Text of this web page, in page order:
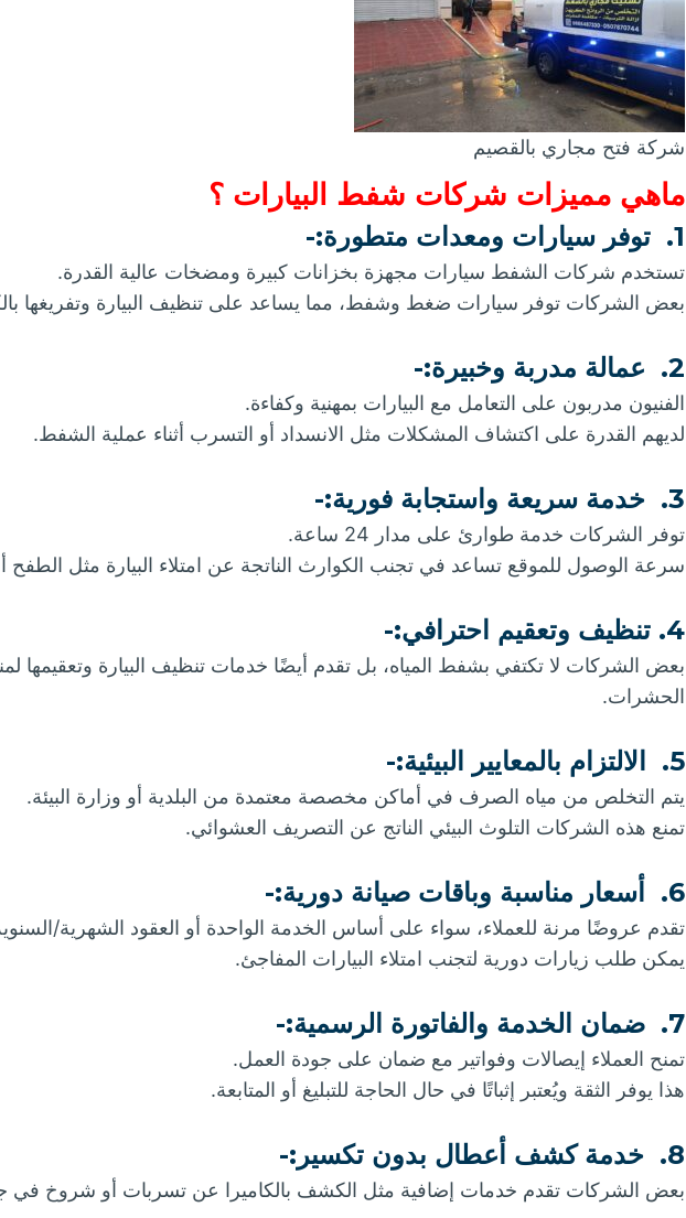
شركة فتح مجاري بالقصيم
ماهي مميزات شركات شفط البيارات ؟
1. توفر سيارات ومعدات متطورة:-
تستخدم شركات الشفط سيارات مجهزة بخزانات كبيرة ومضخات عالية القدرة.
بعض الشركات توفر سيارات ضغط وشفط، مما يساعد على تنظيف البيارة وتفريغها
2. عمالة مدربة وخبيرة:-
الفنيون مدربون على التعامل مع البيارات بمهنية وكفاءة.
لديهم القدرة على اكتشاف المشكلات مثل الانسداد أو التسرب أثناء عملية الشفط.
3. خدمة سريعة واستجابة فورية:-
توفر الشركات خدمة طوارئ على مدار 24 ساعة.
سرعة الوصول للموقع تساعد في تجنب الكوارث الناتجة عن امتلاء البيارة مثل الطفح
4. تنظيف وتعقيم احترافي:-
بعض الشركات لا تكتفي بشفط المياه، بل تقدم أيضًا خدمات تنظيف البيارة وتعقيمها
الحشرات.
5. الالتزام بالمعايير البيئية:-
يتم التخلص من مياه الصرف في أماكن مخصصة معتمدة من البلدية أو وزارة البيئة.
تمنع هذه الشركات التلوث البيئي الناتج عن التصريف العشوائي.
6. أسعار مناسبة وباقات صيانة دورية:-
تقدم عروضًا مرنة للعملاء، سواء على أساس الخدمة الواحدة أو العقود الشهرية/
يمكن طلب زيارات دورية لتجنب امتلاء البيارات المفاجئ.
7. ضمان الخدمة والفاتورة الرسمية:-
تمنح العملاء إيصالات وفواتير مع ضمان على جودة العمل.
هذا يوفر الثقة ويُعتبر إثباتًا في حال الحاجة للتبليغ أو المتابعة.
8. خدمة كشف أعطال بدون تكسير:-
بعض الشركات تقدم خدمات إضافية مثل الكشف بالكاميرا عن تسربات أو شروخ في